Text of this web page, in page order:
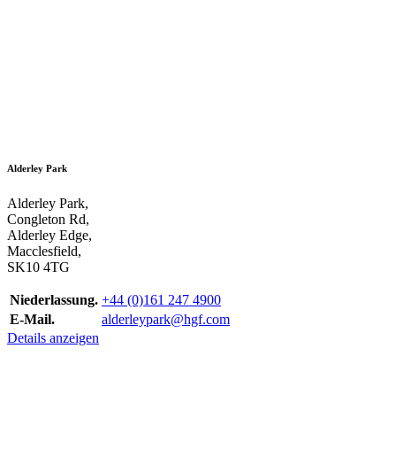
Alderley Park
Alderley Park,
Congleton Rd,
Alderley Edge,
Macclesfield,
SK10 4TG
Niederlassung. +44 (0)161 247 4900
E-Mail.
alderleypark@hgf.com
Details anzeigen